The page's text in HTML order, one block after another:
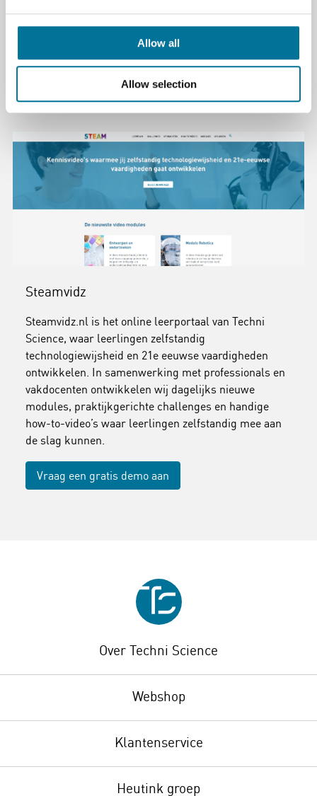
Allow all
Allow selection
Merk Brannan & Sons
Steamvidz
Steamvidz.nl is het online leerportaal van Techni
Science, waar leerlingen zelfstandig
technologiewijsheid en 21e eeuwse vaardigheden
ontwikkelen. In samenwerking met professionals en
vakdocenten ontwikkelen wij dagelijks nieuwe
modules, praktijkgerichte challenges en handige
how-to-video’s waar leerlingen zelfstandig mee aan
de slag kunnen.
Vraag een gratis demo aan
Over Techni Science
Webshop
Klantenservice
Heutink groep